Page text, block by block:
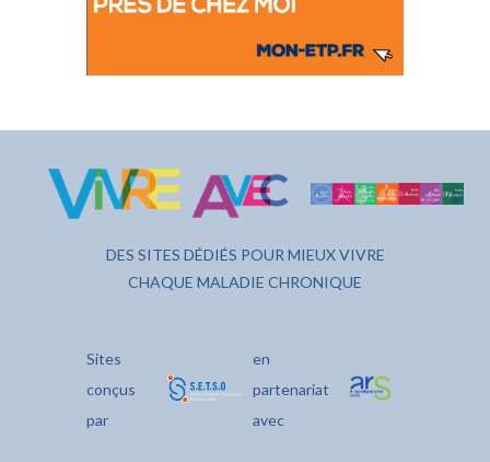
DES SITES DÉDIÉS POUR MIEUX VIVRE
CHAQUE MALADIE CHRONIQUE
Sites
conçus
par
en
partenariat
avec